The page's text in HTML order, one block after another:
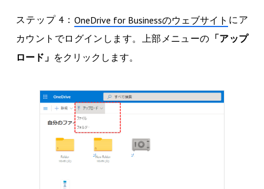
ステップ 4：OneDrive for Businessのウェブサイト にア
カウントでログインします。上部メニューの 「アップ
ロード」 をクリックします。